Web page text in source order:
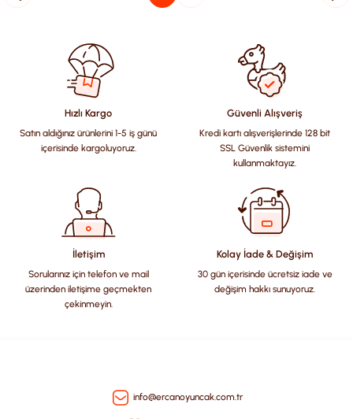
Hızlı Kargo
Satın aldığınız ürünlerini 1-5 iş günü
içerisinde kargoluyoruz.
Güvenli Alışveriş
Kredi kartı alışverişlerinde 128 bit
SSL Güvenlik sistemini
kullanmaktayız.
İletişim
Sorularınız için telefon ve mail
üzerinden iletişime geçmekten
çekinmeyin.
Kolay İade & Değişim
30 gün içerisinde ücretsiz iade ve
değişim hakkı sunuyoruz.
info@ercanoyuncak.com.tr